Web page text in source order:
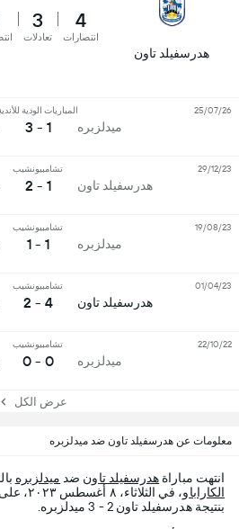
هدرسفيلد تاون
4
انتصارات
3
تعادلات
ميدلزبره
المباريات الودية
1 - 3
25/07/26
هدرسفيلد تاون
تشامبيونشيب
1 - 2
29/12/23
ميدلزبره
تشامبيونشيب
1 - 1
19/08/23
هدرسفيلد تاون
تشامبيونشيب
4 - 2
01/04/23
ميدلزبره
تشامبيونشيب
0 - 0
22/10/22
عرض الكل
معلومات عن هدرسفيلد تاون ضد ميدلزبره
انتهت مباراة هدرسفيلد تاون ضد ميدلزبره
الكاراباو
، في
بنتيجة هدرسفيلد تاون 2 - 3 ميدلزبره.